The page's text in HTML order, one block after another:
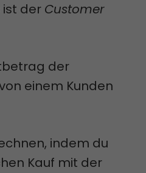
ist der Customer
der
einem Kunden
indem du
Kauf mit der